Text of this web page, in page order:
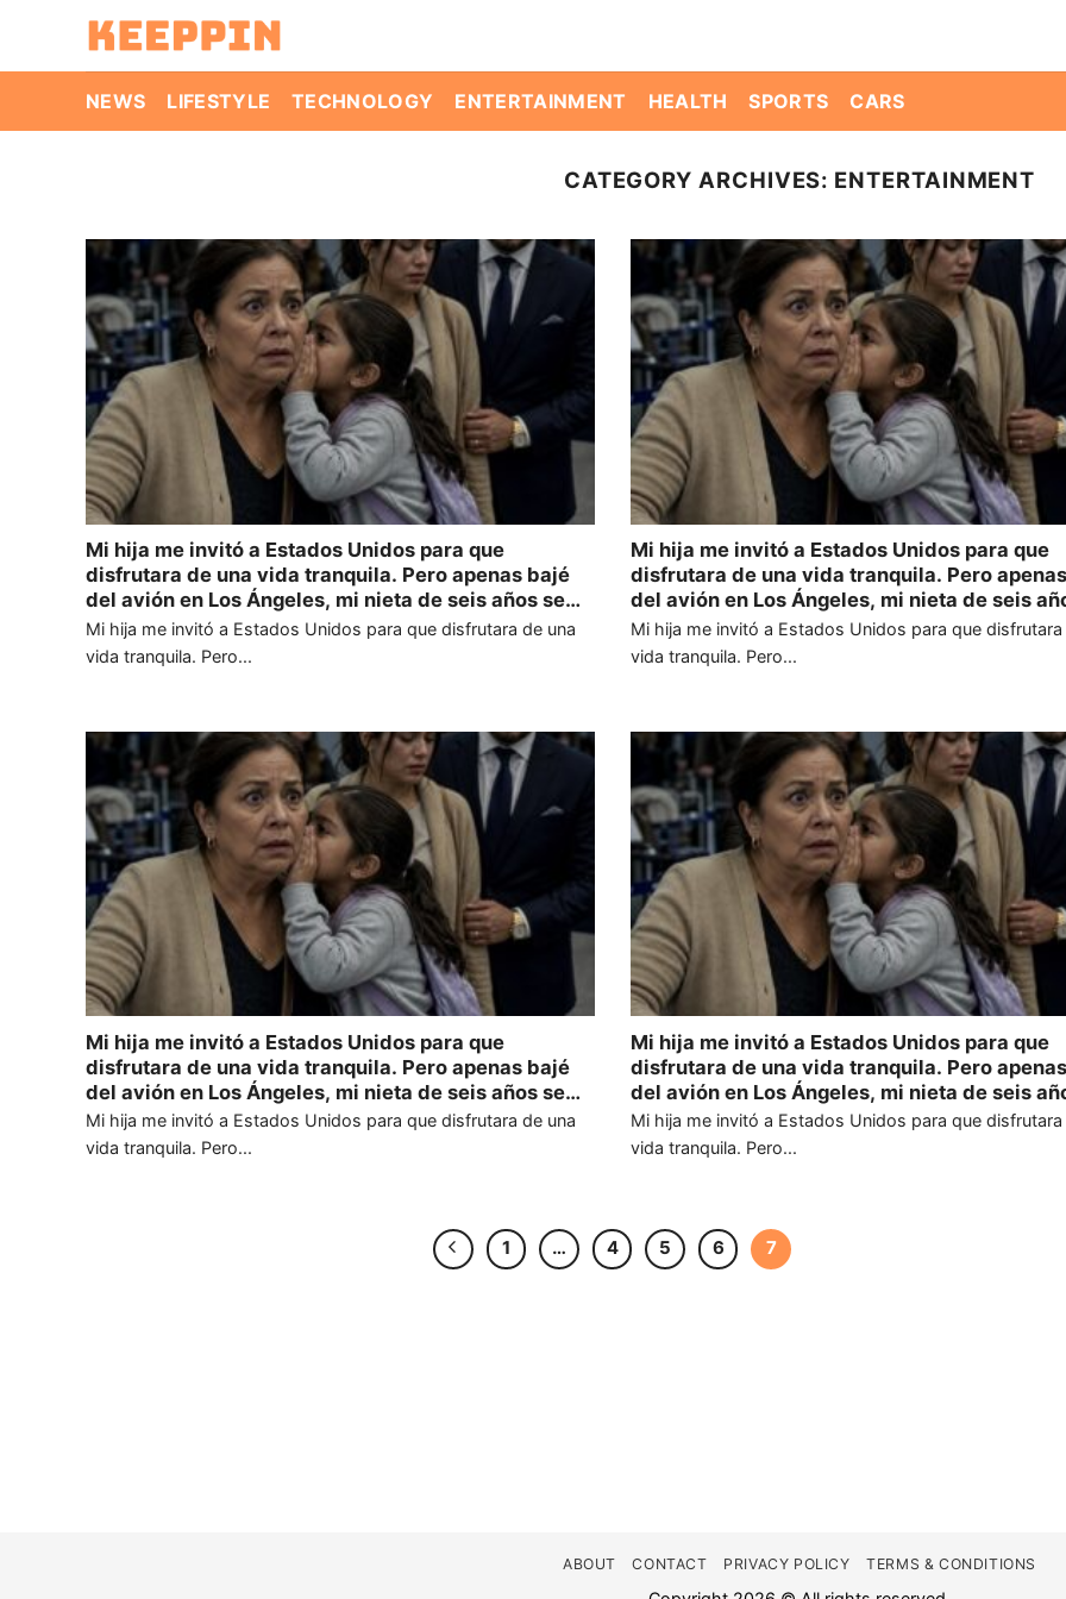
content
NEWS
LIFESTYLE TECHNOLOGY ENTERTAINMENT HEALTH SPORTS CARS
CATEGORY ARCHIVES: ENTERTAINMENT
Mi hija me invitó a Estados Unidos para que
disfrutara de una vida tranquila. Pero apenas bajé
del avión en Los Ángeles, mi nieta de seis años se
acercó a mi oído y susurró en español: —Abuela,
corre. Me quedé paralizada en el acto. Miré a mi
Mi hija me invitó a Estados Unidos para que disfrutara de una
vida tranquila. Pero...
Mi hija me invitó a Estados Unidos para que
disfrutara de una vida tranquila. Pero
del avión en Los Ángeles, mi nieta de seis
acercó a mi oído y susurró en español:
corre. Me quedé paralizada en el acto. Miré
Mi hija me invitó a Estados Unidos para que disfrutara
vida tranquila. Pero...
Mi hija me invitó a Estados Unidos para que
disfrutara de una vida tranquila. Pero apenas bajé
del avión en Los Ángeles, mi nieta de seis años se
acercó a mi oído y susurró en español: —Abuela,
corre. Me quedé paralizada en el acto. Miré a mi
Mi hija me invitó a Estados Unidos para que disfrutara de una
vida tranquila. Pero...
Mi hija me invitó a Estados Unidos para que
disfrutara de una vida tranquila. Pero
del avión en Los Ángeles, mi nieta de seis
acercó a mi oído y susurró en español:
corre. Me quedé paralizada en el acto. Miré
Mi hija me invitó a Estados Unidos para que disfrutara
vida tranquila. Pero...
1 … 4 5 6 7
ABOUT CONTACT PRIVACY POLICY TERMS & CONDITIONS